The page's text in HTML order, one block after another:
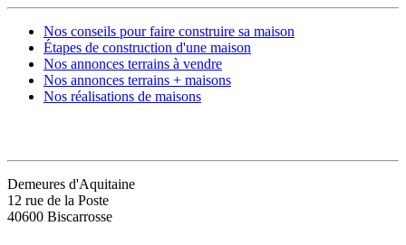
Nos conseils pour faire construire sa maison
Étapes de construction d'une maison
Nos annonces terrains à vendre
Nos annonces terrains + maisons
Nos réalisations de maisons
Demeures d'Aquitaine
12 rue de la Poste
40600 Biscarrosse